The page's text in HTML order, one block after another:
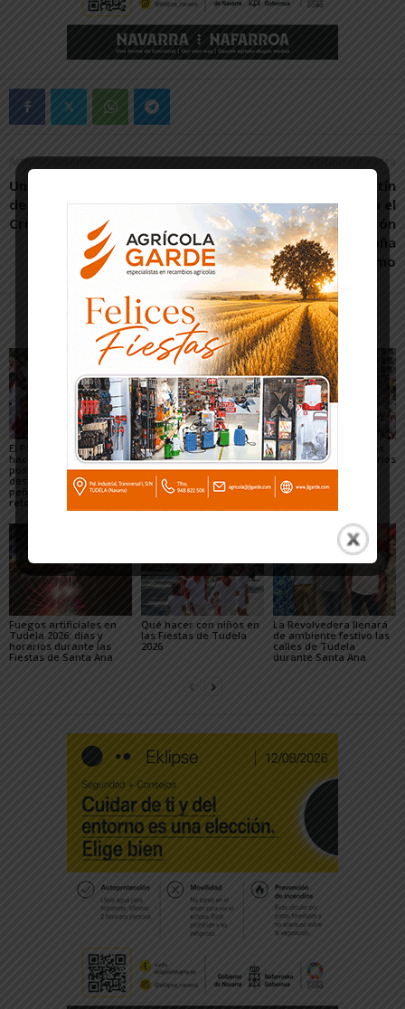
Artículo anterior
Un libro honra los 400 años
de devoción al Santo
Cristo de Cortes
Artículo siguiente
Las hermanas Sanmartín
logran plaza para el
Europeo de Maratón
representando a España
en piragüismo
Artículos relacionados Más del autor
El PSN-PSOE de Tudela
hace un balance
positivo de las fiestas,
destaca el papel de las
peñas y plantea los
retos para mejorarlas
Toquero destaca la
convivencia y la caída
de los delitos en el
balance de las Fiestas
de Santa Ana 2026
Gigantes y Cabezudos
en Tudela 2026: horarios
y recorridos en las
Fiestas de Santa Ana
Fuegos artificiales en
Tudela 2026: días y
horarios durante las
Fiestas de Santa Ana
Qué hacer con niños en
las Fiestas de Tudela
2026
La Revolvedera llenará
de ambiente festivo las
calles de Tudela
durante Santa Ana